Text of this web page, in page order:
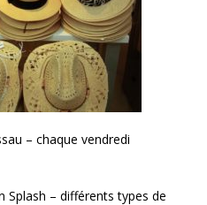
– chaque vendredi
Splash – différents types de